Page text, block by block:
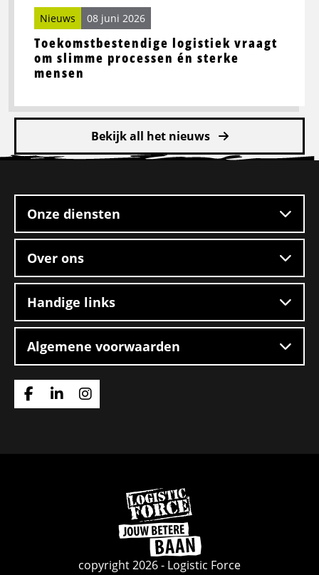
Toekomstbestendige logistiek vraagt
om slimme processen én sterke
mensen
Nieuws 08 juni 2026
Bekijk all het nieuws
footer
Onze diensten
Over ons
Handige links
Algemene voorwaarden
Ga
Ga
Ga
Ga
naar
de
homepage
copyright 2026 - Logistic Force